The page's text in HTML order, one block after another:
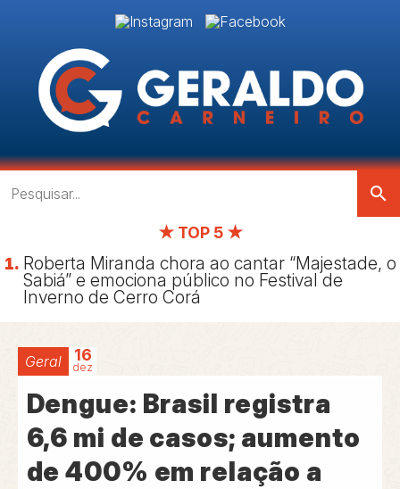
search
★ TOP 5 ★
Roberta Miranda chora ao cantar “Majestade, o
Sabiá” e emociona público no Festival de
Inverno de Cerro Corá
Geral 16
dez
Dengue: Brasil registra
6,6 mi de casos; aumento
de 400% em relação a